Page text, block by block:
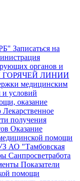
Записаться на
органов и
ЛИНИИ
медицинским
условий
оказание
Лекарственное
получения
Оказание
помощи
АО "Тамбовская
Санпросветработа
Показатели
помощи